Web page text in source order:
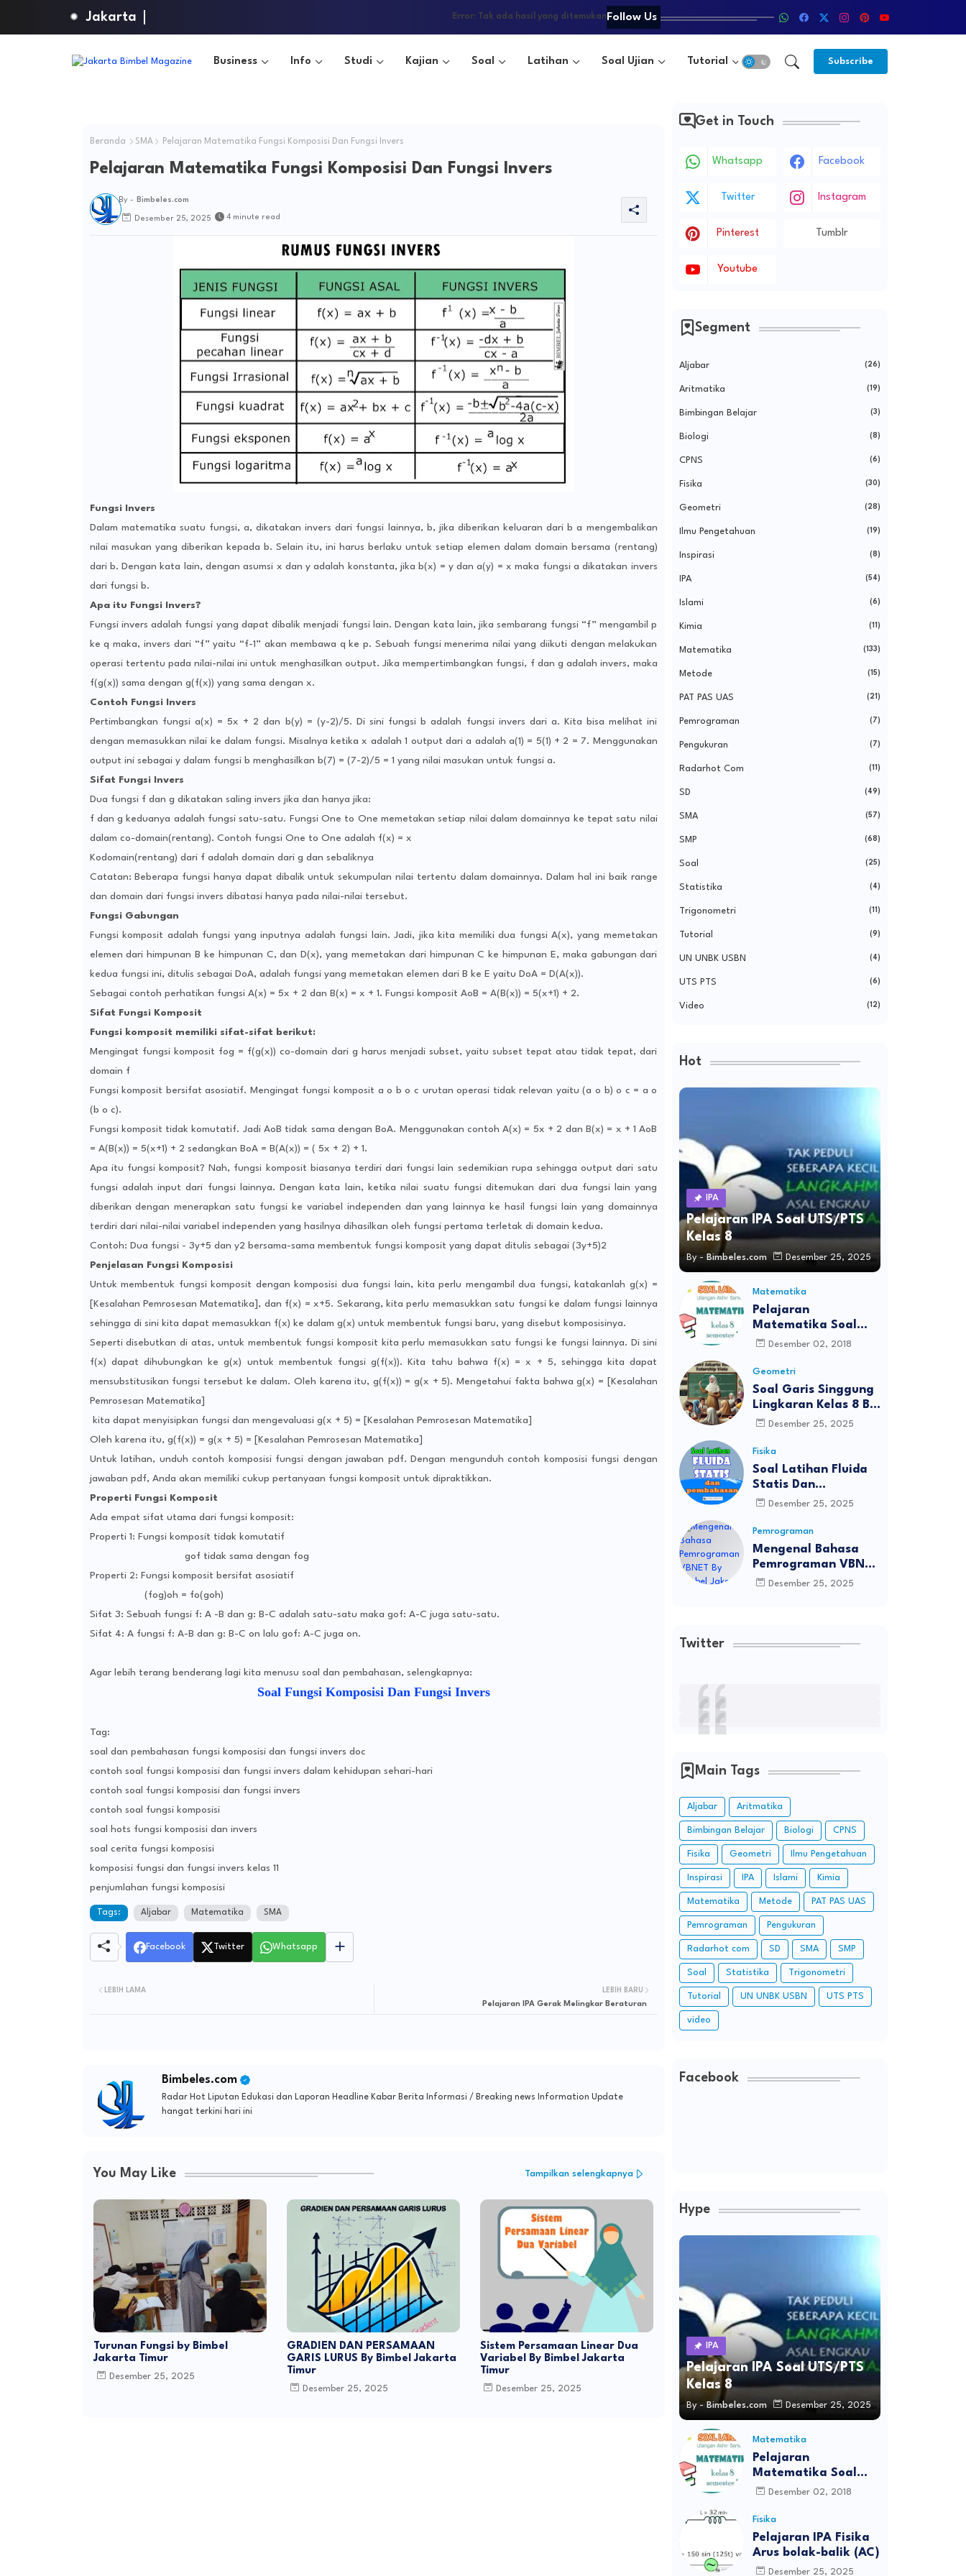
Jakarta Error: Tak ada hasil yang ditemukan Follow Us
Business Info Studi Kajian Soal Latihan Soal Ujian Tutorial Subscribe
Beranda SMA Pelajaran Matematika Fungsi Komposisi Dan Fungsi Invers
Pelajaran Matematika Fungsi Komposisi Dan Fungsi Invers
By - Bimbeles.com
Desember 25, 2025 4 minute read
Fungsi Invers
Dalam matematika suatu fungsi, a, dikatakan invers dari fungsi lainnya, b, jika diberikan keluaran dari b a mengembalikan
nilai masukan yang diberikan kepada b. Selain itu, ini harus berlaku untuk setiap elemen dalam domain bersama (rentang)
dari b. Dengan kata lain, dengan asumsi x dan y adalah konstanta, jika b(x) = y dan a(y) = x maka fungsi a dikatakan invers
dari fungsi b.
Apa itu Fungsi Invers?
Fungsi invers adalah fungsi yang dapat dibalik menjadi fungsi lain. Dengan kata lain, jika sembarang fungsi “f” mengambil p
ke q maka, invers dari “f” yaitu “f-1” akan membawa q ke p. Sebuah fungsi menerima nilai yang diikuti dengan melakukan
operasi tertentu pada nilai-nilai ini untuk menghasilkan output. Jika mempertimbangkan fungsi, f dan g adalah invers, maka
f(g(x)) sama dengan g(f(x)) yang sama dengan x.
Contoh Fungsi Invers
Pertimbangkan fungsi a(x) = 5x + 2 dan b(y) = (y-2)/5. Di sini fungsi b adalah fungsi invers dari a. Kita bisa melihat ini
dengan memasukkan nilai ke dalam fungsi. Misalnya ketika x adalah 1 output dari a adalah a(1) = 5(1) + 2 = 7. Menggunakan
output ini sebagai y dalam fungsi b menghasilkan b(7) = (7-2)/5 = 1 yang nilai masukan untuk fungsi a.
Sifat Fungsi Invers
Dua fungsi f dan g dikatakan saling invers jika dan hanya jika:
f dan g keduanya adalah fungsi satu-satu. Fungsi One to One memetakan setiap nilai dalam domainnya ke tepat satu nilai
dalam co-domain(rentang). Contoh fungsi One to One adalah f(x) = x
Kodomain(rentang) dari f adalah domain dari g dan sebaliknya
Catatan: Beberapa fungsi hanya dapat dibalik untuk sekumpulan nilai tertentu dalam domainnya. Dalam hal ini baik range
dan domain dari fungsi invers dibatasi hanya pada nilai-nilai tersebut.
Fungsi Gabungan
Fungsi komposit adalah fungsi yang inputnya adalah fungsi lain. Jadi, jika kita memiliki dua fungsi A(x), yang memetakan
elemen dari himpunan B ke himpunan C, dan D(x), yang memetakan dari himpunan C ke himpunan E, maka gabungan dari
kedua fungsi ini, ditulis sebagai DoA, adalah fungsi yang memetakan elemen dari B ke E yaitu DoA = D(A(x)).
Sebagai contoh perhatikan fungsi A(x) = 5x + 2 dan B(x) = x + 1. Fungsi komposit AoB = A(B(x)) = 5(x+1) + 2.
Sifat Fungsi Komposit
Fungsi komposit memiliki sifat-sifat berikut:
Mengingat fungsi komposit fog = f(g(x)) co-domain dari g harus menjadi subset, yaitu subset tepat atau tidak tepat, dari
domain f
Fungsi komposit bersifat asosiatif. Mengingat fungsi komposit a o b o c urutan operasi tidak relevan yaitu (a o b) o c = a o
(b o c).
Fungsi komposit tidak komutatif. Jadi AoB tidak sama dengan BoA. Menggunakan contoh A(x) = 5x + 2 dan B(x) = x + 1 AoB
= A(B(x)) = 5(x+1) + 2 sedangkan BoA = B(A(x)) = ( 5x + 2) + 1.
Apa itu fungsi komposit? Nah, fungsi komposit biasanya terdiri dari fungsi lain sedemikian rupa sehingga output dari satu
fungsi adalah input dari fungsi lainnya. Dengan kata lain, ketika nilai suatu fungsi ditemukan dari dua fungsi lain yang
diberikan dengan menerapkan satu fungsi ke variabel independen dan yang lainnya ke hasil fungsi lain yang domainnya
terdiri dari nilai-nilai variabel independen yang hasilnya dihasilkan oleh fungsi pertama terletak di domain kedua.
Contoh: Dua fungsi - 3y+5 dan y2 bersama-sama membentuk fungsi komposit yang dapat ditulis sebagai (3y+5)2
Penjelasan Fungsi Komposisi
Untuk membentuk fungsi komposit dengan komposisi dua fungsi lain, kita perlu mengambil dua fungsi, katakanlah g(x) =
[Kesalahan Pemrosesan Matematika], dan f(x) = x+5. Sekarang, kita perlu memasukkan satu fungsi ke dalam fungsi lainnya
sehingga di sini kita dapat memasukkan f(x) ke dalam g(x) untuk membentuk fungsi baru, yang disebut komposisinya.
Seperti disebutkan di atas, untuk membentuk fungsi komposit kita perlu memasukkan satu fungsi ke fungsi lainnya. Di sini
f(x) dapat dihubungkan ke g(x) untuk membentuk fungsi g(f(x)). Kita tahu bahwa f(x) = x + 5, sehingga kita dapat
mensubstitusikan fungsi tersebut ke dalam. Oleh karena itu, g(f(x)) = g(x + 5). Mengetahui fakta bahwa g(x) = [Kesalahan
Pemrosesan Matematika]
kita dapat menyisipkan fungsi dan mengevaluasi g(x + 5) = [Kesalahan Pemrosesan Matematika]
Oleh karena itu, g(f(x)) = g(x + 5) = [Kesalahan Pemrosesan Matematika]
Untuk latihan, unduh contoh komposisi fungsi dengan jawaban pdf. Dengan mengunduh contoh komposisi fungsi dengan
jawaban pdf, Anda akan memiliki cukup pertanyaan fungsi komposit untuk dipraktikkan.
Properti Fungsi Komposit
Ada empat sifat utama dari fungsi komposit:
Properti 1: Fungsi komposit tidak komutatif
gof tidak sama dengan fog
Properti 2: Fungsi komposit bersifat asosiatif
(fog)oh = fo(goh)
Sifat 3: Sebuah fungsi f: A -B dan g: B-C adalah satu-satu maka gof: A-C juga satu-satu.
Sifat 4: A fungsi f: A-B dan g: B-C on lalu gof: A-C juga on.
Agar lebih terang benderang lagi kita menusu soal dan pembahasan, selengkapnya:
Soal Fungsi Komposisi Dan Fungsi Invers
Tag:
soal dan pembahasan fungsi komposisi dan fungsi invers doc
contoh soal fungsi komposisi dan fungsi invers dalam kehidupan sehari-hari
contoh soal fungsi komposisi dan fungsi invers
contoh soal fungsi komposisi
soal hots fungsi komposisi dan invers
soal cerita fungsi komposisi
komposisi fungsi dan fungsi invers kelas 11
penjumlahan fungsi komposisi
Tags: Aljabar Matematika SMA
Facebook Twitter Whatsapp
LEBIH BARU
Pelajaran IPA Gerak Melingkar Beraturan
LEBIH LAMA
Bimbeles.com
Radar Hot Liputan Edukasi dan Laporan Headline Kabar Berita Informasi / Breaking news Information Update
hangat terkini hari ini
You May Like Tampilkan selengkapnya
Turunan Fungsi by Bimbel
Jakarta Timur
Desember 25, 2025
GRADIEN DAN PERSAMAAN
GARIS LURUS By Bimbel Jakarta
Timur
Desember 25, 2025
Sistem Persamaan Linear Dua
Variabel By Bimbel Jakarta
Timur
Desember 25, 2025
Get in Touch
Whatsapp Facebook
Twitter Instagram
Pinterest Tumblr
Youtube
Segment
Aljabar (26)
Aritmatika (19)
Bimbingan Belajar (3)
Biologi (8)
CPNS (6)
Fisika (30)
Geometri (28)
Ilmu Pengetahuan (19)
Inspirasi (8)
IPA (54)
Islami (6)
Kimia (11)
Matematika (133)
Metode (15)
PAT PAS UAS (21)
Pemrograman (7)
Pengukuran (7)
Radarhot Com (11)
SD (49)
SMA (57)
SMP (68)
Soal (25)
Statistika (4)
Trigonometri (11)
Tutorial (9)
UN UNBK USBN (4)
UTS PTS (6)
Video (12)
Hot
IPA
Pelajaran IPA Soal UTS/PTS
Kelas 8
By - Bimbeles.com Desember 25, 2025
Matematika
Pelajaran
Matematika Soal
UAS Kelas 8
Desember 02, 2018
Geometri
Soal Garis Singgung
Lingkaran Kelas 8 By
Bimbel Jakarta Timur
Desember 25, 2025
Fisika
Soal Latihan Fluida
Statis Dan
Pembahasan Bimbel
Desember 25, 2025
Pemrograman
Mengenal Bahasa
Pemrograman VBNET
By Bimbel Jakarta
Desember 25, 2025
Twitter
Main Tags
Aljabar Aritmatika
Bimbingan Belajar Biologi CPNS
Fisika Geometri Ilmu Pengetahuan
Inspirasi IPA Islami Kimia
Matematika Metode PAT PAS UAS
Pemrograman Pengukuran
Radarhot com SD SMA SMP
Soal Statistika Trigonometri
Tutorial UN UNBK USBN UTS PTS
video
Facebook
Hype
IPA
Pelajaran IPA Soal UTS/PTS
Kelas 8
By - Bimbeles.com Desember 25, 2025
Matematika
Pelajaran
Matematika Soal
UAS Kelas 8
Desember 02, 2018
Fisika
Pelajaran IPA Fisika
Arus bolak-balik (AC)
Desember 25, 2025